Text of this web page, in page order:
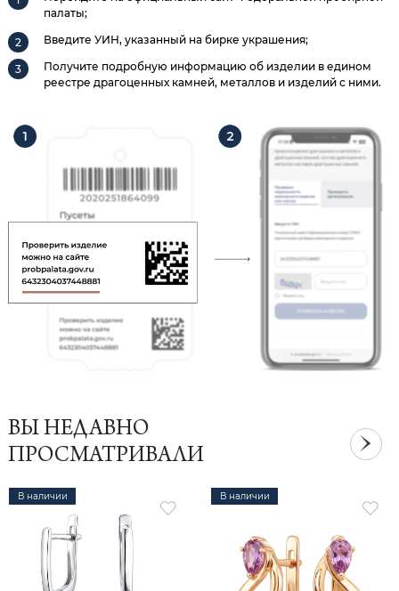
палаты;
Введите УИН, указанный на бирке украшения;
Получите подробную информацию об изделии в едином
реестре драгоценных камней, металлов и изделий с ними.
ВЫ НЕДАВНО
ПРОСМАТРИВАЛИ
В наличии В наличии